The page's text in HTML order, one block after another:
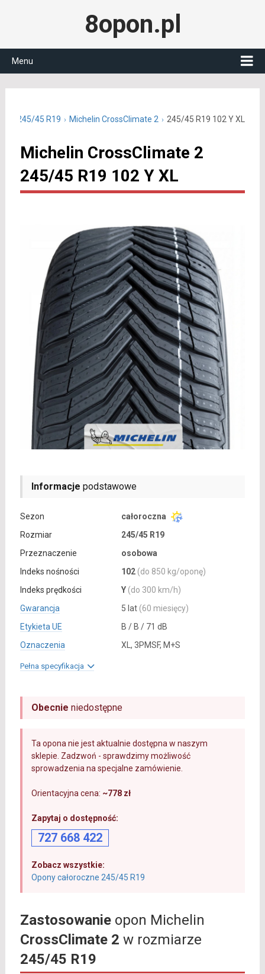
8opon.pl
Menu
245/45 R19 Michelin CrossClimate 2 245/45 R19 102 Y XL
Michelin CrossClimate 2
245/45 R19 102 Y XL
Informacje podstawowe
Sezon
całoroczna
Rozmiar
245/45 R19
Przeznaczenie
osobowa
Indeks nośności
102 (do 850 kg/oponę)
Indeks prędkości
Y (do 300 km/h)
Gwarancja
5 lat (60 miesięcy)
Etykieta UE
B / B / 71 dB
Oznaczenia
XL, 3PMSF, M+S
Pełna specyfikacja
Obecnie niedostępne
Ta opona nie jest aktualnie dostępna w naszym
sklepie. Zadzwoń - sprawdzimy możliwość
sprowadzenia na specjalne zamówienie.
Orientacyjna cena: ~778 zł
Zapytaj o dostępność:
727 668 422
Zobacz wszystkie:
Opony całoroczne 245/45 R19
Zastosowanieopon Michelin
CrossClimate 2 w rozmiarze
245/45 R19